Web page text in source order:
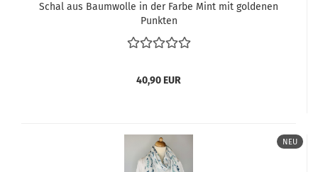
Schal aus Baumwolle in der Farbe Mint mit goldenen
Punkten
40,90 EUR
NEU